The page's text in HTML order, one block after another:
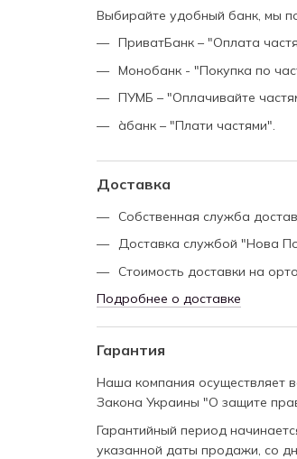
Выбирайте удобный банк, мы
ПриватБанк – "Оплата
Монобанк - "Покупка по
ПУМБ – "Оплачивайте
àбанк – "Плати частями".
Доставка
Собственная служба
Доставка службой "Нова
Стоимость доставки на
Подробнее о доставке
Гарантия
Наша компания осуществляет
Закона Украины "О защите
Гарантийный период
указанной даты продажи, со